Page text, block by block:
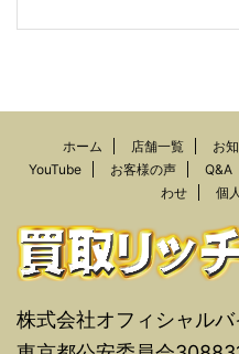
ホーム 店舗一覧 お
YouTube
お客様の声 Q&A
わせ
個
株式会社オフィシャル